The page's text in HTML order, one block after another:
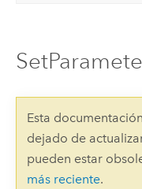
Esta
dejado de
pueden estar
más reciente.